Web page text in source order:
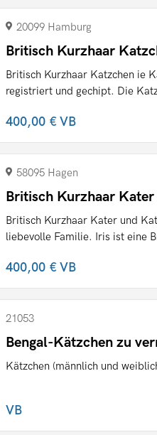
20099 Hamburg
Britisch Kurzhaar
Britisch Kurzhaar Katzchen ie
registriert und gechipt. Die
400,00 €VB
58095 Hagen
Britisch Kurzhaar
Britisch Kurzhaar Kater und
liebevolle Familie. Iris ist eine
400,00 €VB
21053
Bengal-Kätzchen zu
Kätzchen (männlich und
VB